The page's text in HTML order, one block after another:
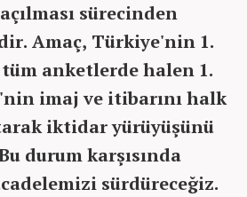
sürecinden
Amaç, Türkiye'nin 1.
anketlerde halen 1.
imaj ve itibarını halk
iktidar yürüyüşünü
durum karşısında
sürdüreceğiz.